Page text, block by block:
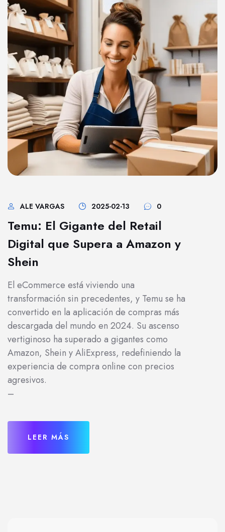
ALE VARGAS 2025-02-13 0
Temu: El Gigante del Retail
Digital que Supera a Amazon y
Shein
El eCommerce está viviendo una
transformación sin precedentes, y Temu se ha
convertido en la aplicación de compras más
descargada del mundo en 2024. Su ascenso
vertiginoso ha superado a gigantes como
Amazon, Shein y AliExpress, redefiniendo la
experiencia de compra online con precios
agresivos.
–
LEER MÁS